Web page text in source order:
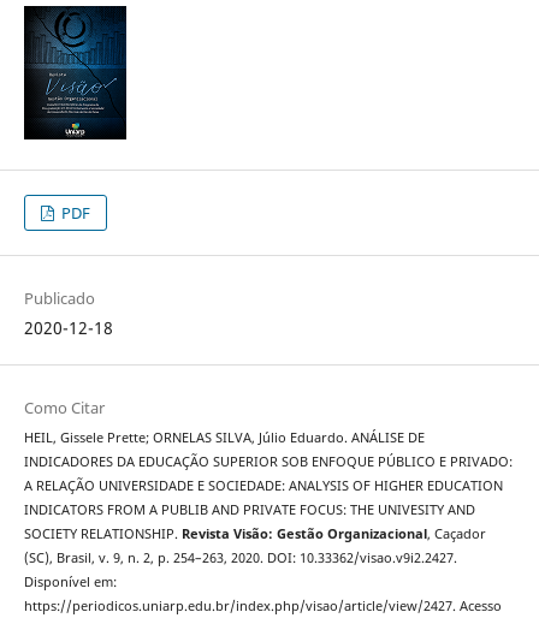
PDF
Publicado
2020-12-18
Como Citar
HEIL, Gissele Prette; ORNELAS SILVA, Júlio Eduardo. ANÁLISE DE
INDICADORES DA EDUCAÇÃO SUPERIOR SOB ENFOQUE PÚBLICO E PRIVADO:
A RELAÇÃO UNIVERSIDADE E SOCIEDADE: ANALYSIS OF HIGHER EDUCATION
INDICATORS FROM A PUBLIB AND PRIVATE FOCUS: THE UNIVESITY AND
SOCIETY RELATIONSHIP. Revista Visão: Gestão Organizacional, Caçador
(SC), Brasil, v. 9, n. 2, p. 254–263, 2020. DOI: 10.33362/visao.v9i2.2427.
Disponível em:
https://periodicos.uniarp.edu.br/index.php/visao/article/view/2427. Acesso